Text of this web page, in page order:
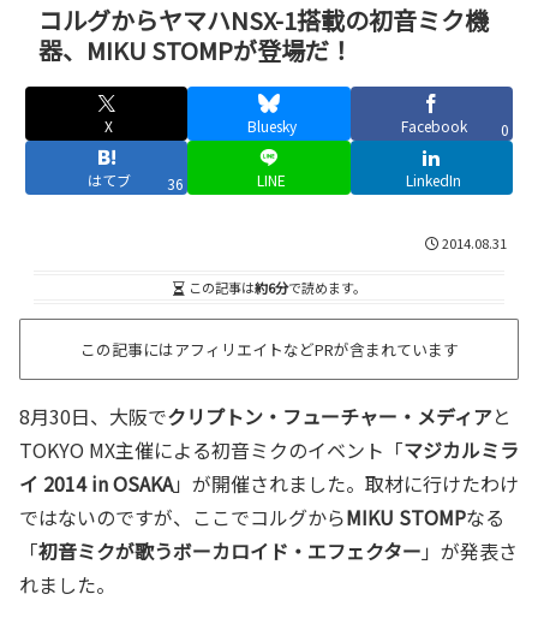
コルグからヤマハNSX-1搭載の初音ミク機
器、MIKU STOMPが登場だ！
X Bluesky Facebook 0
はてブ 36 LINE LinkedIn
2014.08.31
この記事は約6分で読めます。
この記事にはアフィリエイトなどPRが含まれています
8月30日、大阪でクリプトン・フューチャー・メディアと
TOKYO MX主催による初音ミクのイベント「マジカルミラ
イ 2014 in OSAKA」が開催されました。取材に行けたわけ
ではないのですが、ここでコルグからMIKU STOMPなる
「初音ミクが歌うボーカロイド・エフェクター 」が発表さ
れました。